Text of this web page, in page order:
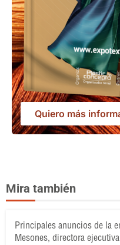
Quiero más
Mira también
Principales anuncios de la
Mesones, directora